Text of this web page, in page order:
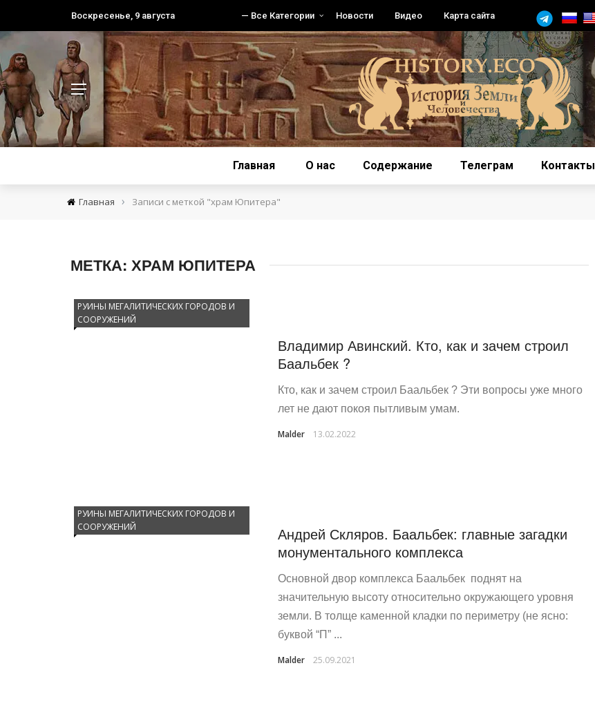
Воскресенье, 9 августа — Все Категории Новости Видео Карта сайта
Главная О нас Содержание Телеграм Контакты
Главная › Записи с меткой "храм Юпитера"
МЕТКА: ХРАМ ЮПИТЕРА
РУИНЫ МЕГАЛИТИЧЕСКИХ ГОРОДОВ И
СООРУЖЕНИЙ
Владимир Авинский. Кто, как и зачем строил
Баальбек ?
Кто, как и зачем строил Баальбек ? Эти вопросы уже много
лет не дают покоя пытливым умам.
Malder 13.02.2022
РУИНЫ МЕГАЛИТИЧЕСКИХ ГОРОДОВ И
СООРУЖЕНИЙ
Андрей Скляров. Баальбек: главные загадки
монументального комплекса
Основной двор комплекса Баальбек поднят на
значительную высоту относительно окружающего уровня
земли. В толще каменной кладки по периметру (не ясно:
буквой “П” ...
Malder 25.09.2021